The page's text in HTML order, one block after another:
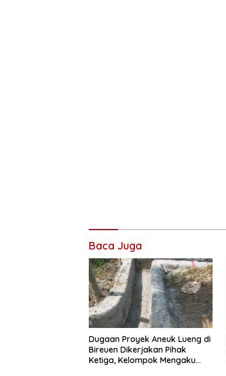
Baca Juga
Dugaan Proyek Aneuk Lueng di
Bireuen Dikerjakan Pihak
Ketiga, Kelompok Mengaku